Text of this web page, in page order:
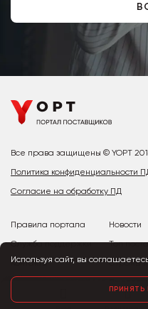
Все права защищены © YOPT
Политика конфиденциальности
Согласие на обработку ПД
Правила портала
Служба поддержки
Контакты
Новости
Топ
Страны
Используя сайт, вы